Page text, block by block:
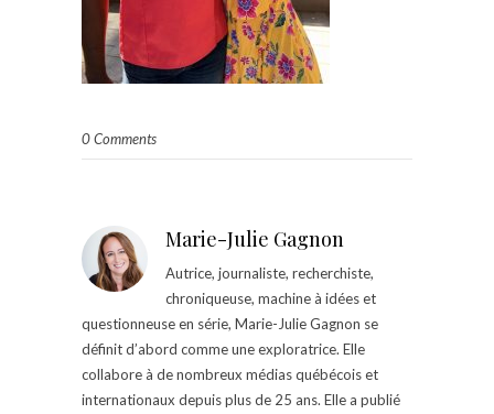
0 Comments
Marie-Julie Gagnon
Autrice, journaliste, recherchiste,
chroniqueuse, machine à idées et
questionneuse en série, Marie-Julie Gagnon se
définit d’abord comme une exploratrice. Elle
collabore à de nombreux médias québécois et
internationaux depuis plus de 25 ans. Elle a publié